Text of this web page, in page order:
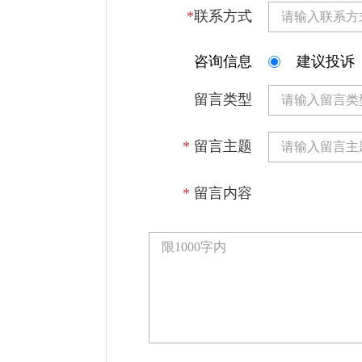
*联系方式
咨询信息 建议投诉
留言类型
* 留言主题
* 留言内容